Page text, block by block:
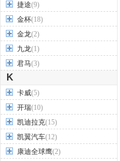
捷途(9)
金杯(18)
金龙(2)
九龙(1)
君马(3)
K
卡威(5)
开瑞(10)
凯迪拉克(15)
凯翼汽车(12)
康迪全球鹰(2)